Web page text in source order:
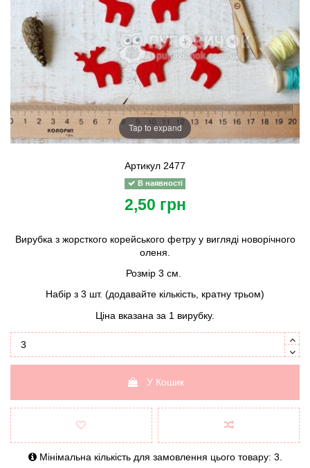
Tap to expand
Артикул 2477
В наявності
2,50 грн
Вирубка з жорсткого корейського фетру у вигляді новорічного
оленя.
Розмір 3 см.
Набір з 3 шт. (додавайте кількість, кратну трьом)
Ціна вказана за 1 вирубку.
У Кошик
Мінімальна кількість для замовлення цього товару: 3.